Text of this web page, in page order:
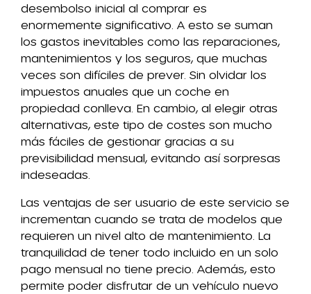
desembolso inicial al comprar es
enormemente significativo. A esto se suman
los gastos inevitables como las reparaciones,
mantenimientos y los seguros, que muchas
veces son difíciles de prever. Sin olvidar los
impuestos anuales que un coche en
propiedad conlleva. En cambio, al elegir otras
alternativas, este tipo de costes son mucho
más fáciles de gestionar gracias a su
previsibilidad mensual, evitando así sorpresas
indeseadas.
Las ventajas de ser usuario de este servicio se
incrementan cuando se trata de modelos que
requieren un nivel alto de mantenimiento. La
tranquilidad de tener todo incluido en un solo
pago mensual no tiene precio. Además, esto
permite poder disfrutar de un vehículo nuevo